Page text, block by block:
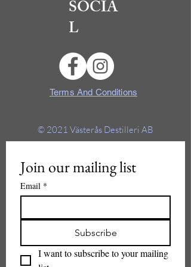
SOCIA
L
Terms And Conditions
© 2021 Västerås Destilleri AB
Join our mailing list
Email *
Subscribe
I want to subscribe to your mailing